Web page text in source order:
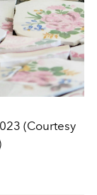
(Courtesy